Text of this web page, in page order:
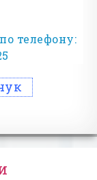
телефону: